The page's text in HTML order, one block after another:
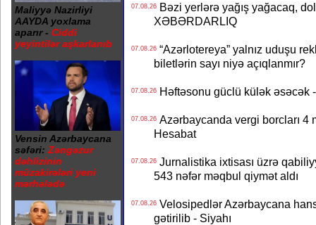
Maliyyə Nazirliyi
AAYDA yoxlama
aparır - Ciddi
yeyintilər aşkarlanıb
Vensin Azərbaycana
səfəri: Zəngəzur
dəhlizinin
müzakirələri yeni
mərhələdə
07.08.26Bəzi yerlərə yağış yağacaq,
XƏBƏRDARLIQ
07.08.26“Azərlotereya” yalnız uduşu
biletlərin sayı niyə açıqlanmır?
07.08.26Həftəsonu güclü külək əsəcək
07.08.26Azərbaycanda vergi borcları 4
Hesabat
07.08.26Jurnalistika ixtisası üzrə
543 nəfər məqbul qiymət aldı
07.08.26Velosipedlər Azərbaycana
gətirilib - Siyahı